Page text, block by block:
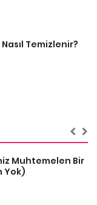
Temizlenir?
Muhtemelen Bir
Yok)